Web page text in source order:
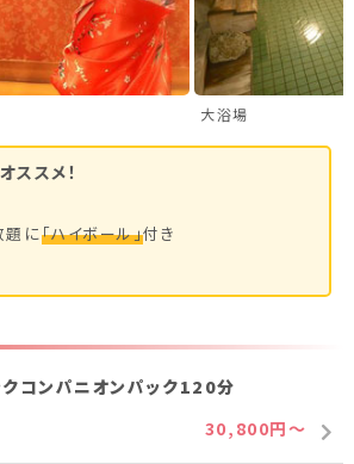
梨県(19)
長野県(14)
府(2) 兵庫県(2)
県(1)
大浴場
ススメ！
題に「ハイボール」付き
クコンパニオンパック120分
30,800円～